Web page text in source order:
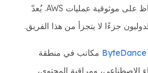
في البنية التحتية للحفاظ على موثوقية عمليات AWS. يُعدّ
جزءًا لا يتجزأ من هذا الفريق.
مكاتب في منطقة
الاصطناعي، ومراقبة المحتوى،